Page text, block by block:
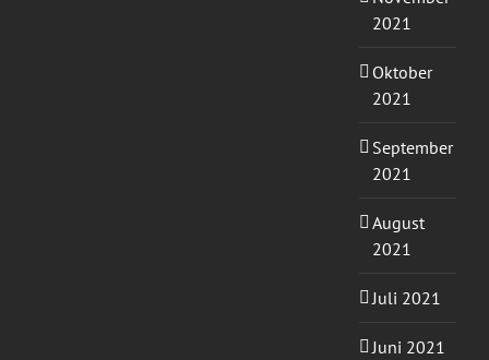
2021
Oktober
2021
September
2021
August
2021
Juli 2021
Juni 2021